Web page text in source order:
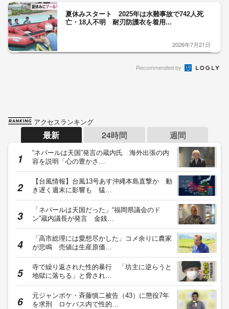
夏休みスタート 2025年は水難事故で742人死
亡・18人不明 耐刃防護衣を着用...
2026年7月21日
Recommended by
アクセスランキング
最新 24時間 週間
“ネパールは天国”発言の蔵内氏 海外出張の内
容を説明「心の豊かさ…
【台風情報】台風13号あす沖縄本島直撃か 動
き遅く週末に影響も 猛…
「ネパールは天国だった」“福岡県議会のド
ン”蔵内議長が発言 金銭…
「高市総理には愛想尽かした」コメ余りに農家
が悲鳴 売値は生産原価…
寺で繰り返された性的暴行 「坊主に逆らうと
地獄に落ちる」と脅され…
元ジャンポケ・斉藤慎二被告（43）に懲役7年
を求刑 ロケバス内で性的…